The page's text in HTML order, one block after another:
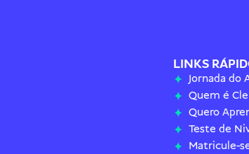
LINKS
Jornada do
Quem é
Quero
Teste de
Matricule-